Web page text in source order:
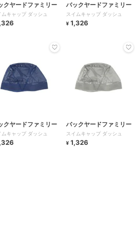
クヤードファミリー
ムキャップ ダッシュ
バックヤードファミリー
スイムキャップ ダッシュ
¥ 1,326
クヤードファミリー
ムキャップ ダッシュ
バックヤードファミリー
スイムキャップ ダッシュ
¥ 1,326